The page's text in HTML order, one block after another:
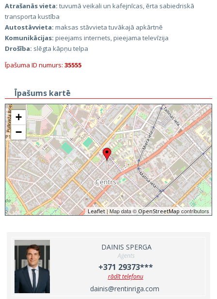
Atrašanās vieta: tuvumā veikali un kafejnīcas, ērta sabiedriskā
transporta kustība
Autostāvvieta: maksas stāvvieta tuvākajā apkārtnē
Komunikācijas: pieejams internets, pieejama televīzija
Drošība: slēgta kāpņu telpa
Īpašuma ID numurs: 35555
Īpašums kartē
+
−
Leaflet| Map data © OpenStreetMapcontributors
DAINIS SPERGA
Aģents
+371 29373***
rādīt telefonu
dainis@rentinriga.com